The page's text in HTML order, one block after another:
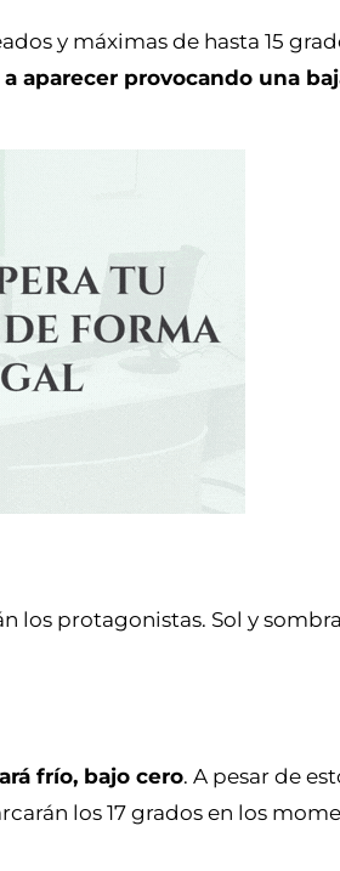
y máximas de hasta 15
aparecer provocando una
los protagonistas. Sol y
frío, bajo cero. A pesar de
los 17 grados en los